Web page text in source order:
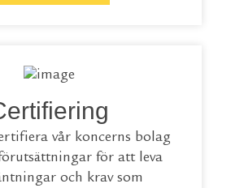
vår koncerns bolag
för att leva
och krav som